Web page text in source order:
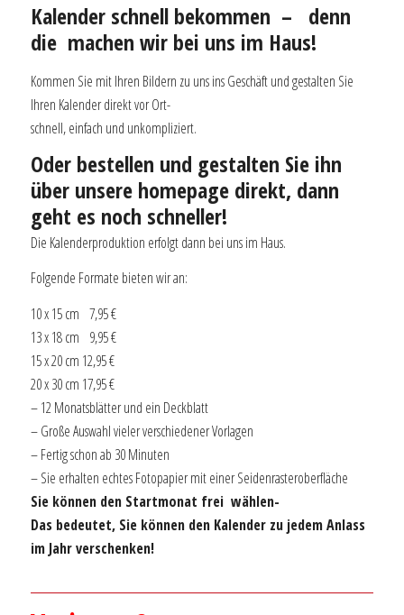
Kalender schnell bekommen – denn
die machen wir bei uns im Haus!
Kommen Sie mit Ihren Bildern zu uns ins Geschäft und gestalten Sie
Ihren Kalender direkt vor Ort-
schnell, einfach und unkompliziert.
Oder bestellen und gestalten Sie ihn
über unsere homepage direkt, dann
geht es noch schneller!
Die Kalenderproduktion erfolgt dann bei uns im Haus.
Folgende Formate bieten wir an:
10 x 15 cm 7,95 €
13 x 18 cm 9,95 €
15 x 20 cm 12,95 €
20 x 30 cm 17,95 €
– 12 Monatsblätter und ein Deckblatt
– Große Auswahl vieler verschiedener Vorlagen
– Fertig schon ab 30 Minuten
– Sie erhalten echtes Fotopapier mit einer Seidenrasteroberfläche
Sie können den Startmonat frei wählen-
Das bedeutet, Sie können den Kalender zu jedem Anlass
im Jahr verschenken!